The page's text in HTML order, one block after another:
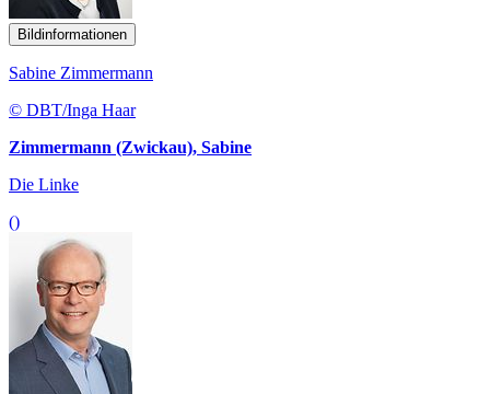
Bildinformationen
Sabine Zimmermann
© DBT/Inga Haar
Zimmermann (Zwickau), Sabine
Die Linke
()